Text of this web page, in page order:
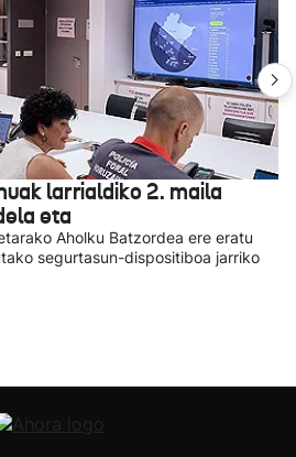
larrialdiko 2. maila
eta
Aholku Batzordea ere eratu
segurtasun-dispositiboa jarriko